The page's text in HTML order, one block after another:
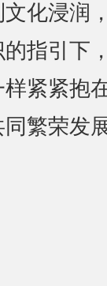
化浸润
指引下
紧紧抱
繁荣发